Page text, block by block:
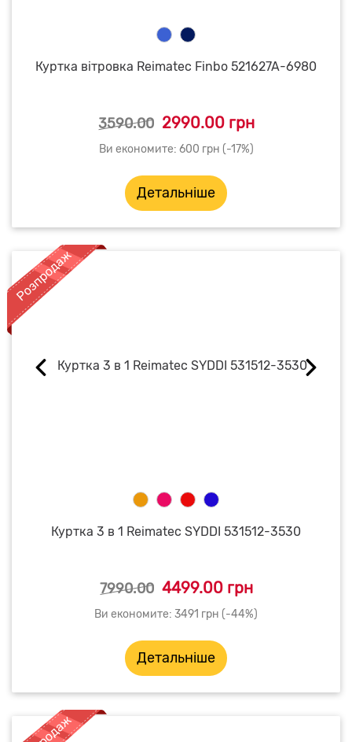
Куртка вітровка Reimatec Finbo 521627A-6980
3590.00 2990.00 грн
Ви економите: 600 грн (-17%)
Детальніше
Куртка 3 в 1 Reimatec SYDDI 531512-3530
7990.00 4499.00 грн
Ви економите: 3491 грн (-44%)
Детальніше